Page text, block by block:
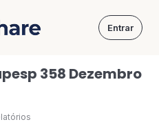
Entrar
358 Dezembro